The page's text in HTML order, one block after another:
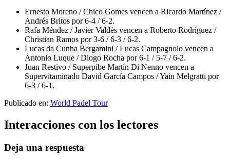
Ernesto Moreno / Chico Gomes vencen a Ricardo Martínez /
Andrés Britos por 6-4 / 6-2.
Rafa Méndez / Javier Valdés vencen a Roberto Rodríguez /
Christian Ramos por 3-6 / 6-3 / 6-2.
Lucas da Cunha Bergamini / Lucas Campagnolo vencen a
Antonio Luque / Diogo Rocha por 6-1 / 5-7 / 6-2.
Juan Restivo / Superpibe Martín Di Nenno vencen a
Supervitaminado David García Campos / Yain Melgratti por
6-3 / 6-1.
Publicado en: World Padel Tour
Interacciones con los lectores
Deja una respuesta